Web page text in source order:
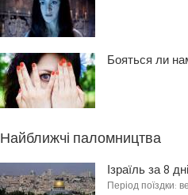
Бояться ли
Найближчі паломництва
Ізраїль за 8
Період поїздки: